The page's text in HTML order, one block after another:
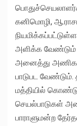
கனிமொழி,
அளிக்க
அனைத்து
பாடுபட
மத்தியில்
செயல்பாடுகள்
பாராளுமன்ற